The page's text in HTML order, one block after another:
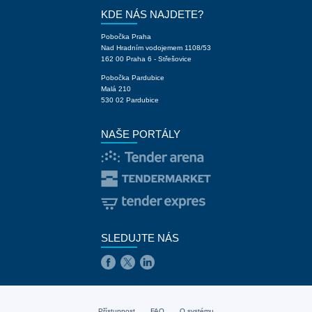
KDE NÁS NAJDETE?
Pobočka Praha
Nad Hradním vodojemem 1108/53
162 00 Praha 6 - Střešovice
Pobočka Pardubice
Malá 210
530 02 Pardubice
NAŠE PORTÁLY
SLEDUJTE NÁS